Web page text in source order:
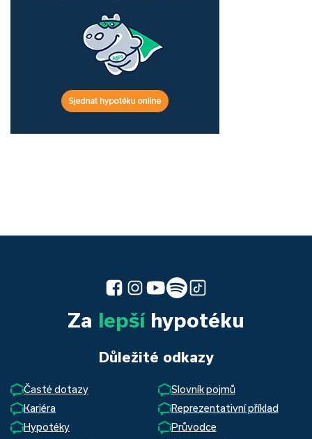
Za lepšíhypotéku
Důležité odkazy
Časté dotazy
Slovník pojmů
Kariéra
Reprezentativní příklad
Hypotéky
Průvodce